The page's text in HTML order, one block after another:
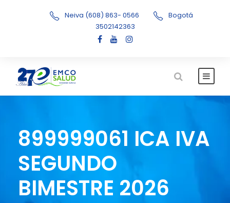
Neiva (608) 863- 0566
Bogotá
3502142363
899999061 ICA IVA
SEGUNDO
BIMESTRE 2026